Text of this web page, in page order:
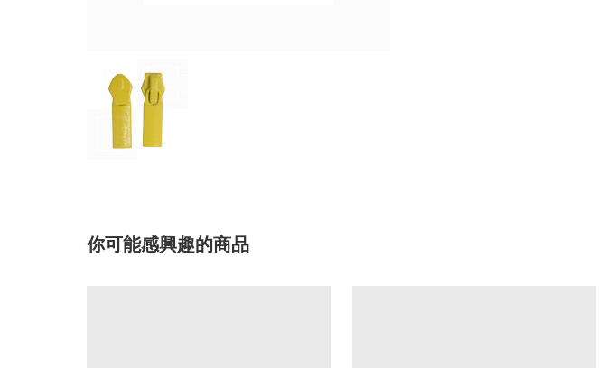
你可能感興趣的商品